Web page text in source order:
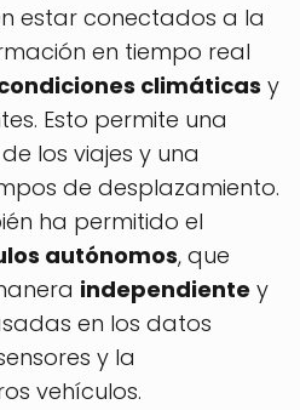
estar conectados a la
en tiempo real
climáticas y
Esto permite una
de los viajes y una
de desplazamiento.
ha permitido el
autónomos, que
independiente y
en los datos
y la
vehículos.